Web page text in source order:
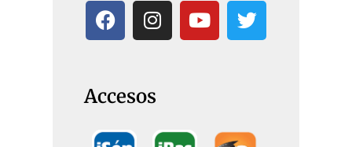
Accesos